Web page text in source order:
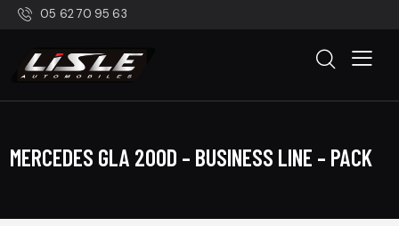
05 62 70 95 63
MERCEDES GLA 200D – BUSINESS LINE – PACK